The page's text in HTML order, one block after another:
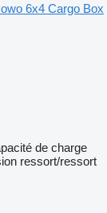
6x4 Cargo Box
de charge
ressort/ressort